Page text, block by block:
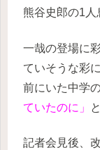
熊谷史郎の1人
一哉の登場に
ていそうな彩
前にいた中学
ていたのに」
記者会見後、